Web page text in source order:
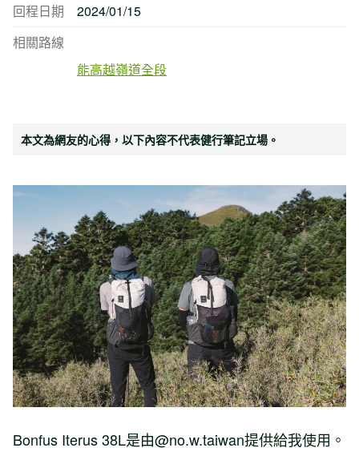
回程日期
2024/01/15
相關路線
能高越嶺道全段
本文為網友的心得，以下內容不代表健行筆記立場。
Bonfus Iterus 38L是由@no.w.taiwan提供給我使用。